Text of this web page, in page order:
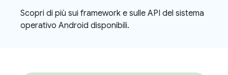
Scopri di più sui framework e sulle API del sistema
operativo Android disponibili.